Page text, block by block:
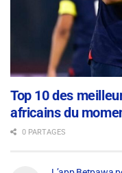
Top 10 des
africains du
0 PARTAGES